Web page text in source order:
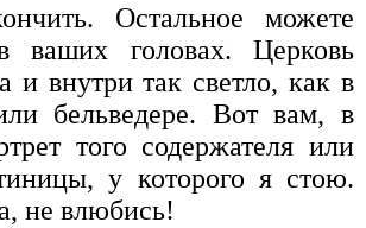
Остальное можете
ваших головах. Церковь
и внутри так светло, как в
бельведере. Вот вам, в
того содержателя или
у которого я стою.
не влюбись!